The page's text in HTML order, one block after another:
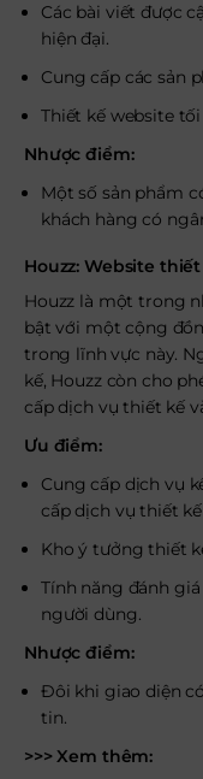
Các bài viết được
hiện đại.
Cung cấp các sản
Thiết kế website
Nhược điểm:
Một số sản phẩm
khách hàng có
Houzz: Website
Houzz là một trong
bật với một cộng
trong lĩnh vực này.
kế, Houzz còn cho
cấp dịch vụ thiết kế
Ưu điểm:
Cung cấp dịch vụ
cấp dịch vụ thiết
Kho ý tưởng thiết
Tính năng đánh
người dùng.
Nhược điểm:
Đôi khi giao diện
tin.
>>> Xem thêm: